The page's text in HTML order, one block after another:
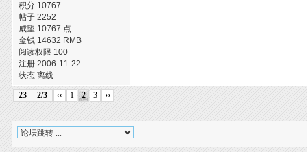
积分 10767
帖子 2252
威望 10767 点
金钱 14632 RMB
阅读权限 100
注册 2006-11-22
状态 离线
23 2/3 ‹‹ 1 2 3 ››